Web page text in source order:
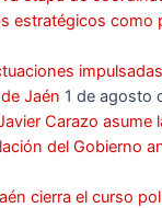
estratégicos como
Jaén 1 de agosto
Carazo asume
del Gobierno
cierra el curso